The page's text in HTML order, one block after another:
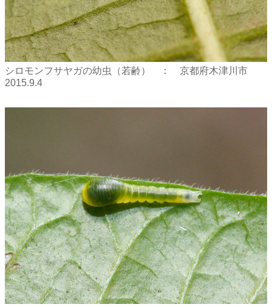
シロモンフサヤガの幼虫（若齢） ： 京都府木津川市
2015.9.4